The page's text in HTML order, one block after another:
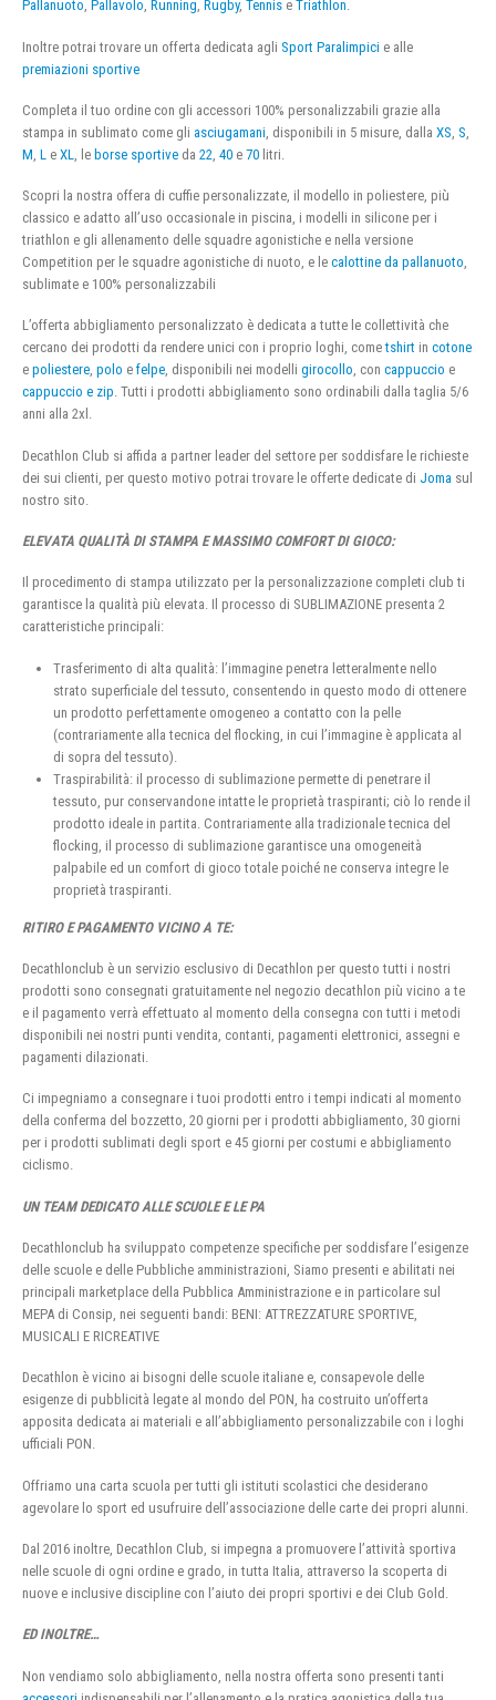
Pallanuoto, Pallavolo, Running, Rugby, Tennis e Triathlon.
Inoltre potrai trovare un offerta dedicata agli Sport Paralimpici e alle
premiazioni sportive
Completa il tuo ordine con gli accessori 100% personalizzabili grazie alla
stampa in sublimato come gli asciugamani , disponibili in 5 misure, dalla XS S
M L e XL , le borse sportive da 22 40 e 70 litri.
Scopri la nostra offera di cuffie personalizzate, il modello in poliestere, più
classico e adatto all’uso occasionale in piscina, i modelli in silicone per i
triathlon e gli allenamento delle squadre agonistiche e nella versione
Competition per le squadre agonistiche di nuoto, e le calottine da pallanuoto,
sublimate e 100% personalizzabili
L’offerta abbigliamento personalizzato è dedicata a tutte le collettività che
cercano dei prodotti da rendere unici con i proprio loghi, cometshirt in cotone
e poliestere, polo e felpe, disponibili nei modelli girocollo, con cappuccio e
cappuccio e zip. Tutti i prodotti abbigliamento sono ordinabili dalla taglia 5/6
anni alla 2xl.
Decathlon Club si affida a partner leader del settore per soddisfare le richieste
dei sui clienti, per questo motivo potrai trovare le offerte dedicate di Joma sul
nostro sito.
ELEVATA QUALITÀ DI STAMPA E MASSIMO COMFORT DI GIOCO:
Il procedimento di stampa utilizzato per la personalizzazione completi club ti
garantisce la qualità più elevata. Il processo di SUBLIMAZIONE presenta 2
caratteristiche principali:
Trasferimento di alta qualità: l’immagine penetra letteralmente nello
strato superficiale del tessuto, consentendo in questo modo di ottenere
un prodotto perfettamente omogeneo a contatto con la pelle
(contrariamente alla tecnica del flocking, in cui l’immagine è applicata al
di sopra del tessuto).
Traspirabilità: il processo di sublimazione permette di penetrare il
tessuto, pur conservandone intatte le proprietà traspiranti; ciò lo rende il
prodotto ideale in partita. Contrariamente alla tradizionale tecnica del
flocking, il processo di sublimazione garantisce una omogeneità
palpabile ed un comfort di gioco totale poiché ne conserva integre le
proprietà traspiranti.
RITIRO E PAGAMENTO VICINO A TE:
Decathlonclub è un servizio esclusivo di Decathlon per questo tutti i nostri
prodotti sono consegnati gratuitamente nel negozio decathlon più vicino a te
e il pagamento verrà effettuato al momento della consegna con tutti i metodi
disponibili nei nostri punti vendita, contanti, pagamenti elettronici, assegni e
pagamenti dilazionati.
Ci impegniamo a consegnare i tuoi prodotti entro i tempi indicati al momento
della conferma del bozzetto, 20 giorni per i prodotti abbigliamento, 30 giorni
per i prodotti sublimati degli sport e 45 giorni per costumi e abbigliamento
ciclismo.
UN TEAM DEDICATO ALLE SCUOLE E LE PA
Decathlonclub ha sviluppato competenze specifiche per soddisfare l’esigenze
delle scuole e delle Pubbliche amministrazioni, Siamo presenti e abilitati nei
principali marketplace della Pubblica Amministrazione e in particolare sul
MEPA di Consip, nei seguenti bandi: BENI: ATTREZZATURE SPORTIVE,
MUSICALI E RICREATIVE
Decathlon è vicino ai bisogni delle scuole italiane e, consapevole delle
esigenze di pubblicità legate al mondo del PON, ha costruito un’offerta
apposita dedicata ai materiali e all’abbigliamento personalizzabile con i loghi
ufficiali PON.
Offriamo una carta scuola per tutti gli istituti scolastici che desiderano
agevolare lo sport ed usufruire dell’associazione delle carte dei propri alunni.
Dal 2016 inoltre, Decathlon Club, si impegna a promuovere l’attività sportiva
nelle scuole di ogni ordine e grado, in tutta Italia, attraverso la scoperta di
nuove e inclusive discipline con l’aiuto dei propri sportivi e dei Club Gold.
ED INOLTRE…
Non vendiamo solo abbigliamento, nella nostra offerta sono presenti tanti